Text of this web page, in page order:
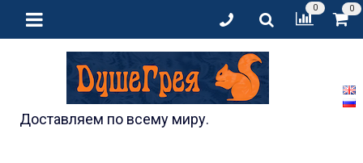
0 0
Доставляем по всему миру.